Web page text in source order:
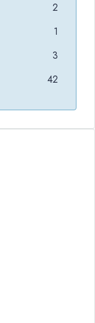
2
1
3
42